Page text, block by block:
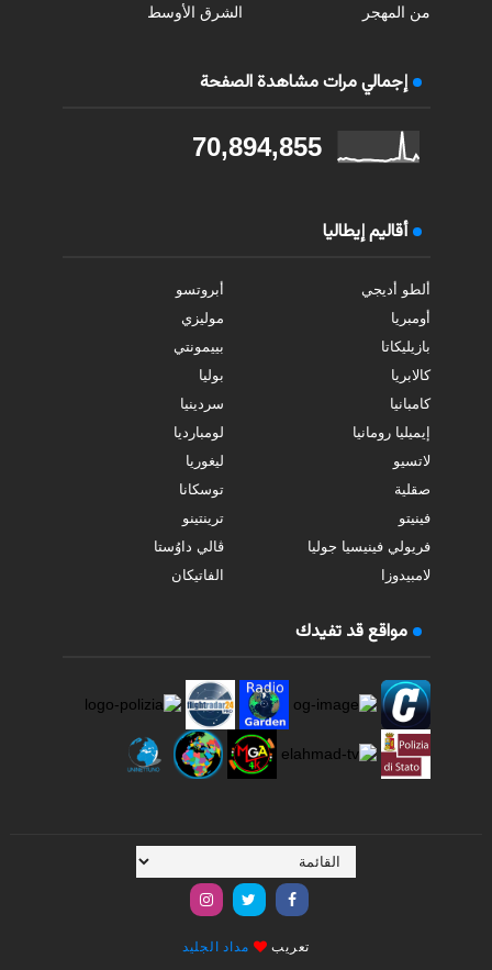
من المهجر الشرق الأوسط
إجمالي مرات مشاهدة الصفحة
70,894,855
أقاليم إيطاليا
ألطو أديجي
أبروتسو
أومبريا
موليزي
بازيليكاتا
بييمونتي
كالابريا
بوليا
كامبانيا
سردينيا
إيميليا رومانيا
لومبارديا
لاتسيو
ليغوريا
صقلية
توسكانا
فينيتو
ترينتينو
فريولي فينيسيا جوليا
ڤالي داوُستا
لامبيدوزا
الفاتيكان
مواقع قد تفيدك
تعريب مداد الجليد